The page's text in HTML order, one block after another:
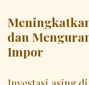
dan
Impor